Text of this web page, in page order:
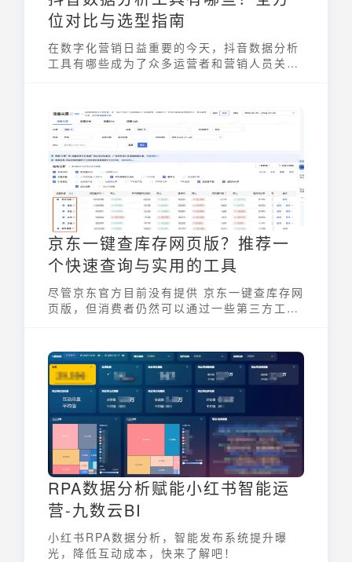
位对比与选型指南
在数字化营销日益重要的今天，抖音数据分析
工具有哪些成为了众多运营者和营销人员关注
然而，面对市场上琳琅满目的数据分析工具，
如何选择一款适合自己的，成为了一个需要认
真思考的问题。本文将对市面上常用的抖音数
据分析工具有哪些进行全方位的对比，并提供
选型指南，帮助您找到最适合自己的工具。
京东一键查库存网页版？推荐一
个快速查询与实用的工具
尽管京东官方目前没有提供 京东一键查库存网
页版，但消费者仍然可以通过一些第三方工具
品。
RPA数据分析赋能小红书智能运
营-九数云BI
小红书RPA数据分析，智能发布系统提升曝
光，降低互动成本，快来了解吧！